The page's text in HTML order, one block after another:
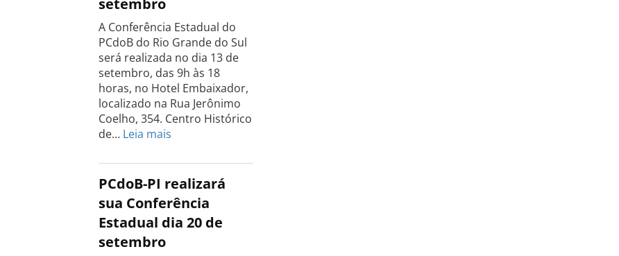
18
de
setembro
setembro
A Conferência Estadual do
PCdoB do Rio Grande do Sul
será realizada no dia 13 de
setembro, das 9h às 18
horas, no Hotel Embaixador,
localizado na Rua Jerônimo
Coelho, 354. Centro Histórico
de… Leia mais
do
PCdoB
Rio
Grande
do
PCdoB-PI realizará
sua Conferência
Estadual dia 20 de
setembro